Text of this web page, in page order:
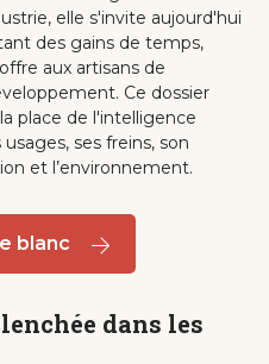
elle s'invite aujourd'hui
des gains de temps,
aux artisans de
Ce dossier
place de l'intelligence
ses freins, son
et l’environnement.
blanc
dans les